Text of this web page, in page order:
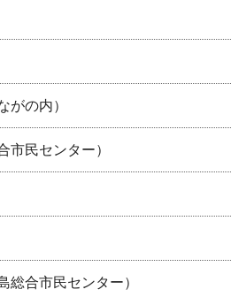
がの内）
市民センター）
総合市民センター）